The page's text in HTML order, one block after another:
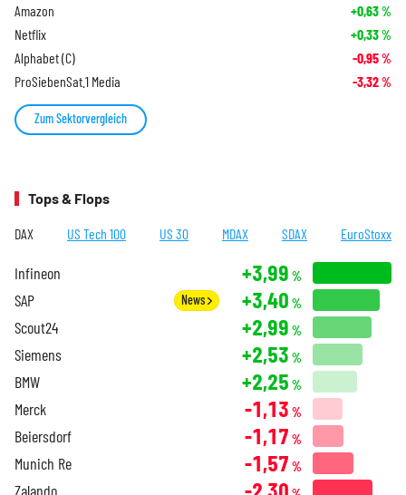
Amazon +0,63%
Netflix +0,33%
Alphabet (C) -0,95%
ProSiebenSat.1 Media -3,32%
Zum Sektorvergleich
Tops & Flops
DAX US Tech 100 US 30 MDAX SDAX EuroStoxx
Infineon +3,99 %
SAP News +3,40 %
Scout24 +2,99 %
Siemens +2,53 %
BMW +2,25 %
Merck -1,13 %
Beiersdorf -1,17 %
Munich Re -1,57 %
Zalando -2,30